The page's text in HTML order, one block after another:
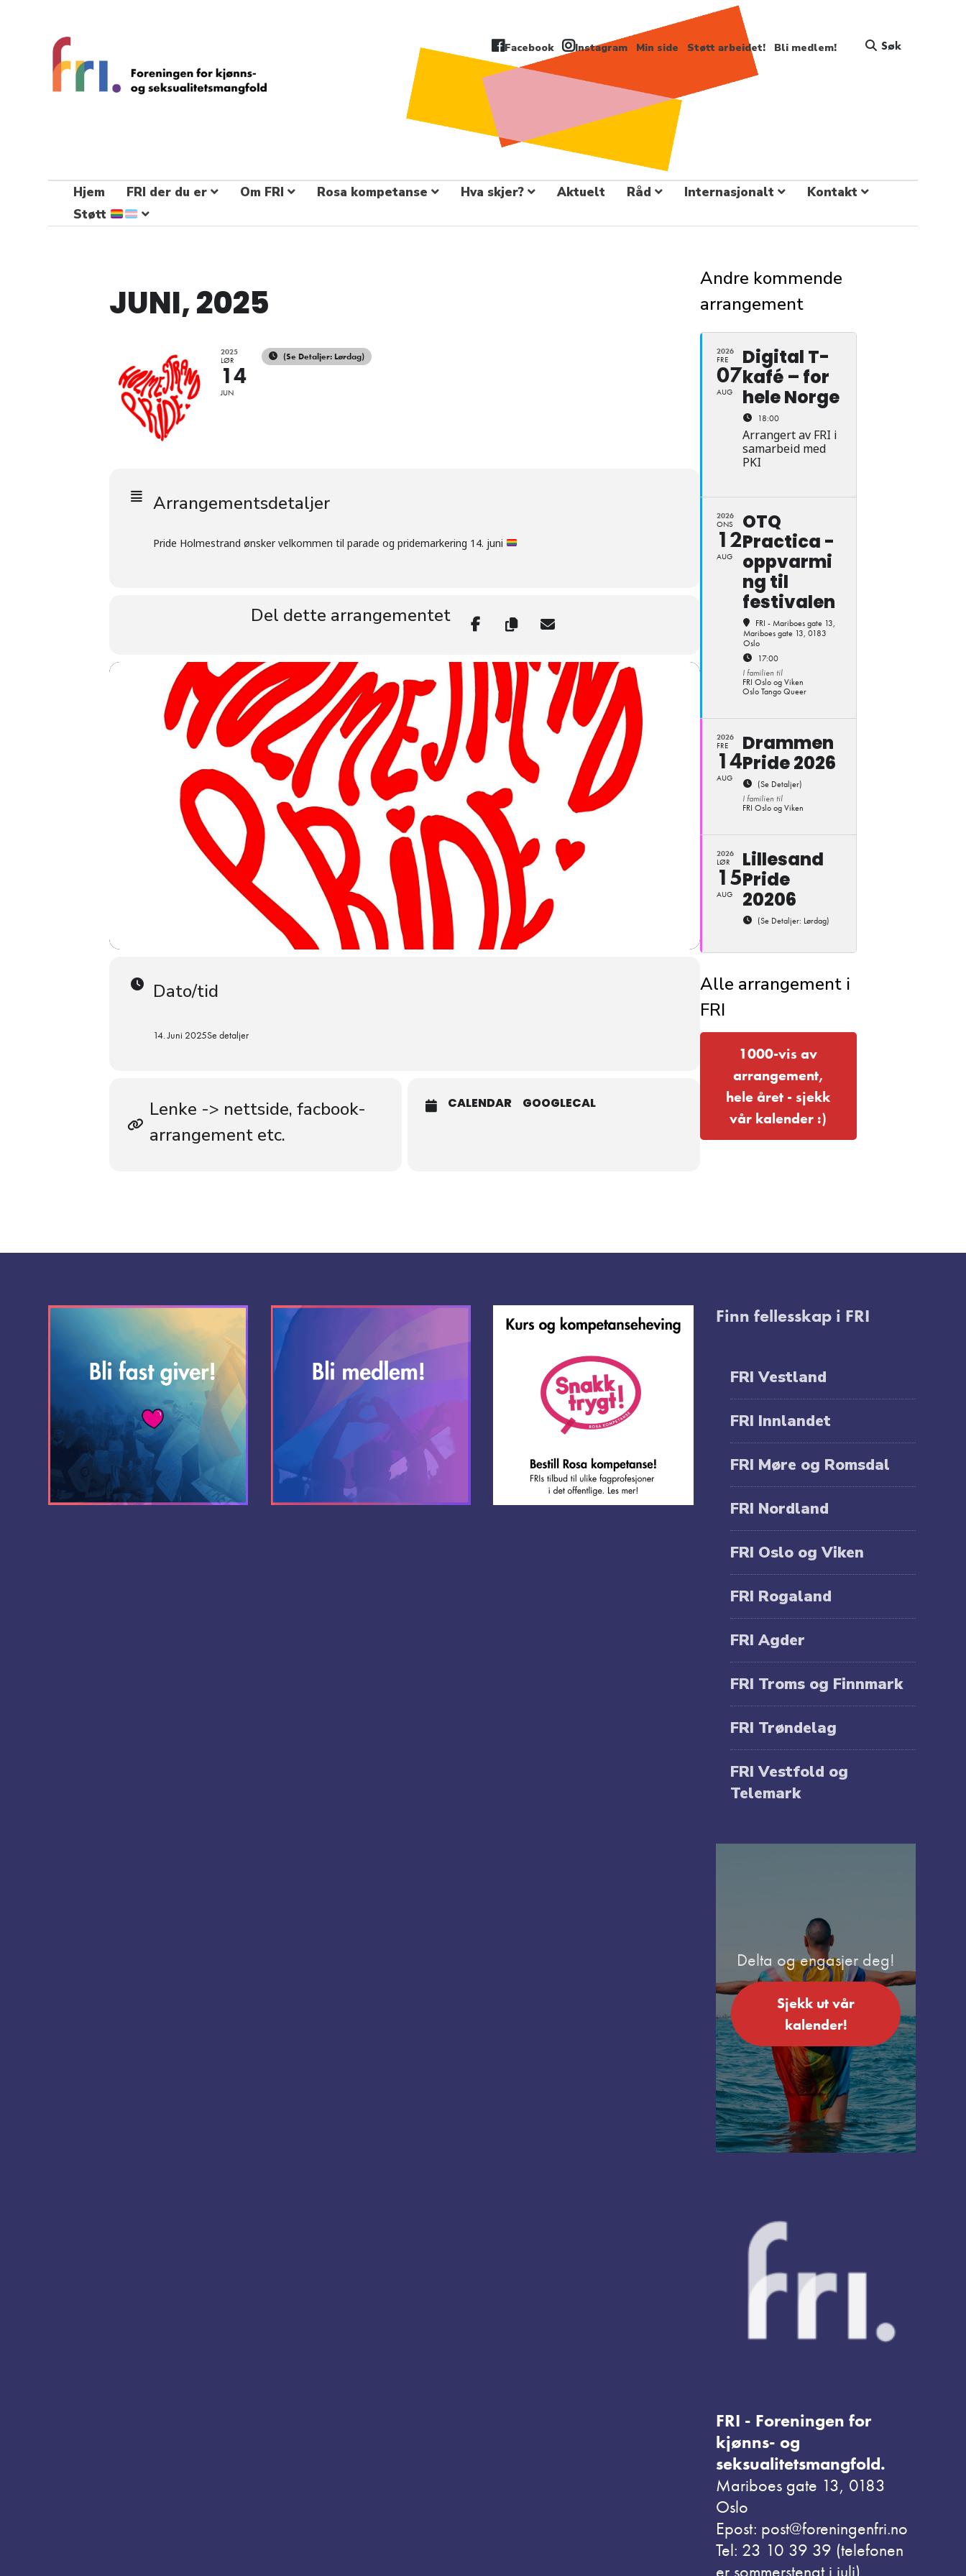
Facebook Instagram Min side Støtt arbeidet! Bli medlem! Søk
Hjem FRI der du er Om FRI Rosa kompetanse Hva skjer? Aktuelt Råd Internasjonalt
Kontakt
Støtt
JUNI, 2025
2025
LØR
14
JUN
(Se Detaljer: Lørdag)
Arrangementsdetaljer
Pride Holmestrand ønsker velkommen til parade og pridemarkering 14. juni
Del dette arrangementet
Dato/tid
14. Juni 2025Se detaljer
Lenke -> nettside, facbook-
arrangement etc.
CALENDAR GOOGLECAL
Andre kommende
arrangement
2026
FRE
07
AUG
Digital T-
kafé – for
hele Norge
18:00
Arrangert av FRI i
samarbeid med
PKI
2026
ONS
12
AUG
OTQ
Practica -
oppvarmi
ng til
festivalen
FRI - Mariboes gate 13,
Mariboes gate 13, 0183
Oslo
17:00
I familien til
FRI Oslo og Viken
Oslo Tango Queer
2026
FRE
14
AUG
Drammen
Pride 2026
(Se Detaljer)
I familien til
FRI Oslo og Viken
2026
LØR
15
AUG
Lillesand
Pride
20206
(Se Detaljer: Lørdag)
Alle arrangement i
FRI
1000-vis av
arrangement,
hele året - sjekk
vår kalender :)
Finn fellesskap i FRI
FRI Vestland
FRI Innlandet
FRI Møre og Romsdal
FRI Nordland
FRI Oslo og Viken
FRI Rogaland
FRI Agder
FRI Troms og Finnmark
FRI Trøndelag
FRI Vestfold og
Telemark
Delta og engasjer deg!
Sjekk ut vår
kalender!
FRI - Foreningen for
kjønns- og
seksualitetsmangfold.
Mariboes gate 13, 0183
Oslo
Epost: post@foreningenfri.no
Tel: 23 10 39 39 (telefonen
er sommerstengt i juli)